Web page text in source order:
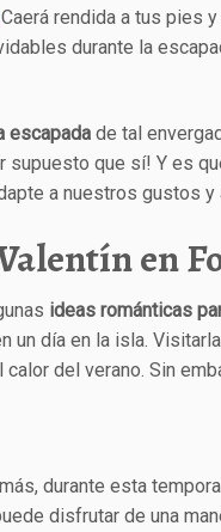
rendida a tus pies
durante la
escapada de tal
supuesto que sí! Y es
a nuestros gustos y
en
ideas románticas
día en la isla.
del verano. Sin
durante esta
disfrutar de una